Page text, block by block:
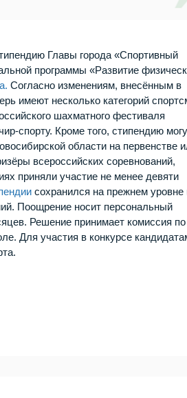
Главы города «Спортивный
программы «Развитие
Согласно изменениям, внесённым в
имеют несколько категорий
шахматного фестиваля
Кроме того, стипендию
области на первенстве
всероссийских соревнований,
приняли участие не менее девяти
сохранился на прежнем уровне
Поощрение носит персональный
Решение принимает комиссия по
Для участия в конкурсе